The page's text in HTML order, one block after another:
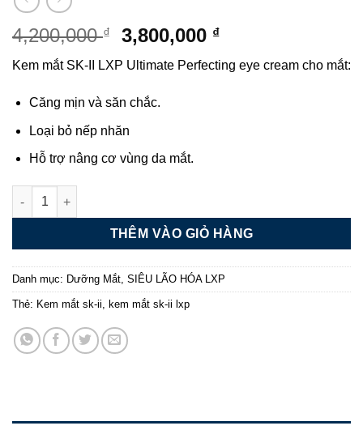
4,200,000₫
Giá
gốc
là:
4,200,000 ₫.
3,800,000 ₫Giá
hiện
tại
Kem mắt SK-II LXP Ultimate Perfecting eye cream cho mắt:
Căng mịn và săn chắc.
Loại bỏ nếp nhăn
Hỗ trợ nâng cơ vùng da mắt.
Kem mắt SK-II LXP Ultimate Revival Eye Cream 15g số lượng
THÊM VÀO GIỎ HÀNG
Danh mục: Dưỡng Mắt, SIÊU LÃO HÓA LXP
Thẻ: Kem mắt sk-ii, kem mắt sk-ii lxp